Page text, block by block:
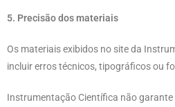
5. Precisão dos materiais
Os materiais exibidos no site da
incluir erros técnicos, tipográficos ou
Instrumentação Científica não garante